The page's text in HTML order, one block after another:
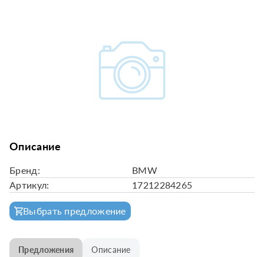
Описание
Бренд:
BMW
Артикул:
17212284265
Выбрать предложение
Предложения Описание